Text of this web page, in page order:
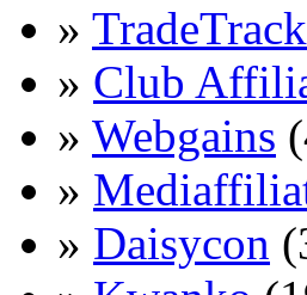
»
» Club
» Webgains
»
» Daisycon